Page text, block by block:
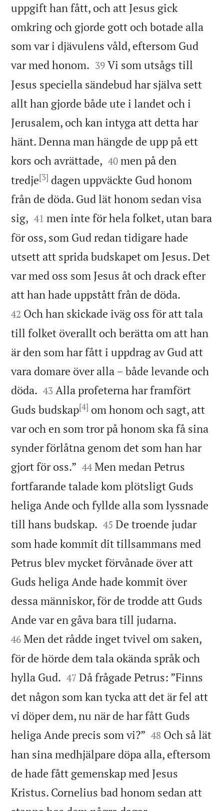
uppgift han fått, och att Jesus gick
omkring och gjorde gott och botade alla
som var i djävulens våld, eftersom Gud
var med honom. 

39 Vi som utsågs till
Jesus speciella sändebud har själva sett
allt han gjorde både ute i landet och i
Jerusalem, och kan intyga att detta har
hänt. Denna man hängde de upp på ett
kors och avrättade, 

40 men på den
tredje[3] dagen uppväckte Gud honom
från de döda. Gud lät honom sedan visa
sig, 

41 men inte för hela folket, utan bara
för oss, som Gud redan tidigare hade
utsett att sprida budskapet om Jesus. Det
var med oss som Jesus åt och drack efter
att han hade uppstått från de döda.
42 Och han skickade iväg oss för att tala
till folket överallt och berätta om att han
är den som har fått i uppdrag av Gud att
vara domare över alla – både levande och
döda. 

43 Alla profeterna har framfört
Guds budskap[4] om honom och sagt, att
var och en som tror på honom ska få sina
synder förlåtna genom det som han har
gjort för oss.” 

44 Men medan Petrus
fortfarande talade kom plötsligt Guds
heliga Ande och fyllde alla som lyssnade
till hans budskap. 

45 De troende judar
som hade kommit dit tillsammans med
Petrus blev mycket förvånade över att
Guds heliga Ande hade kommit över
dessa människor, för de trodde att Guds
Ande var en gåva bara till judarna.
46 Men det rådde inget tvivel om saken,
för de hörde dem tala okända språk och
hylla Gud. 

47 Då frågade Petrus: ”Finns
det någon som kan tycka att det är fel att
vi döper dem, nu när de har fått Guds
heliga Ande precis som vi?” 

48 Och så lät
han sina medhjälpare döpa alla, eftersom
de hade fått gemenskap med Jesus
Kristus. Cornelius bad honom sedan att